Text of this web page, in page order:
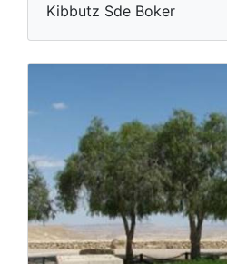
Kibbutz Sde Boker